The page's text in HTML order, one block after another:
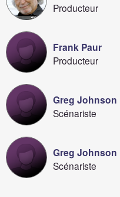
Producteur
Frank Paur
Producteur
Greg Johnson
Scénariste
Greg Johnson
Scénariste